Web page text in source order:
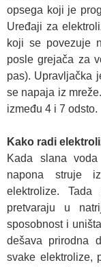
opsega koji je
Uređaji za
koji se povezuje
posle grejača za
pas). Upravljačka
se napaja iz
između 4 i 7 odsto.
Kako radi
Kada slana
napona struje
elektrolize.
pretvaraju u
sposobnost i
dešava prirodna
svake elektrolize,